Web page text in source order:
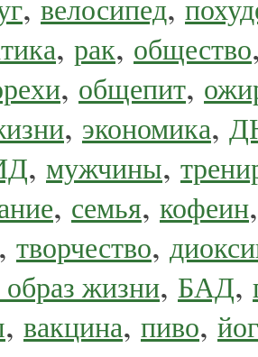
велосипед
, рак, общество
, общепит,
, экономика,
, мужчины,
, семья, кофеин
, творчество,
жизни, БАД,
, вакцина, пиво,